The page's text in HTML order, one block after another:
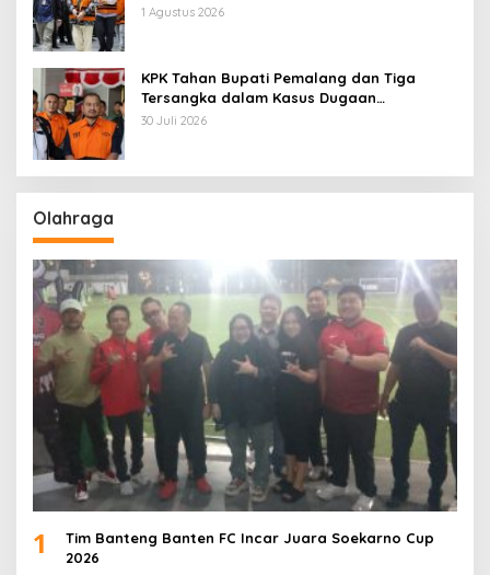
1 Agustus 2026
KPK Tahan Bupati Pemalang dan Tiga
Tersangka dalam Kasus Dugaan
Pemerasan
30 Juli 2026
Olahraga
1
Tim Banteng Banten FC Incar Juara Soekarno Cup
2026